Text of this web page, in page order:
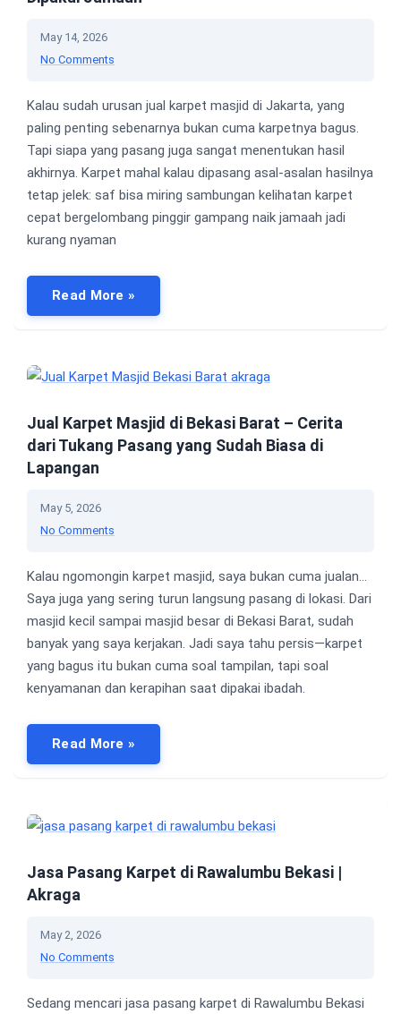
May 14, 2026
No Comments
Kalau sudah urusan jual karpet masjid di Jakarta, yang
paling penting sebenarnya bukan cuma karpetnya bagus.
Tapi siapa yang pasang juga sangat menentukan hasil
akhirnya. Karpet mahal kalau dipasang asal-asalan hasilnya
tetap jelek: saf bisa miring sambungan kelihatan karpet
cepat bergelombang pinggir gampang naik jamaah jadi
kurang nyaman
Read More »
Jual Karpet Masjid di Bekasi Barat – Cerita
dari Tukang Pasang yang Sudah Biasa di
Lapangan
May 5, 2026
No Comments
Kalau ngomongin karpet masjid, saya bukan cuma jualan…
Saya juga yang sering turun langsung pasang di lokasi. Dari
masjid kecil sampai masjid besar di Bekasi Barat, sudah
banyak yang saya kerjakan. Jadi saya tahu persis—karpet
yang bagus itu bukan cuma soal tampilan, tapi soal
kenyamanan dan kerapihan saat dipakai ibadah.
Read More »
Jasa Pasang Karpet di Rawalumbu Bekasi |
Akraga
May 2, 2026
No Comments
Sedang mencari jasa pasang karpet di Rawalumbu Bekasi